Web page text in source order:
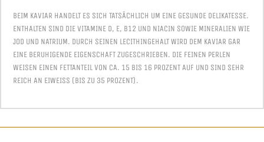
BEIM KAVIAR HANDELT ES SICH TATSÄCHLICH UM EINE GESUNDE DELIKATESSE.
ENTHALTEN SIND DIE VITAMINE D, E, B12 UND NIACIN SOWIE MINERALIEN WIE
JOD UND NATRIUM. DURCH SEINEN LECITHINGEHALT WIRD DEM KAVIAR GAR
EINE BERUHIGENDE EIGENSCHAFT ZUGESCHRIEBEN. DIE FEINEN PERLEN
WEISEN EINEN FETTANTEIL VON CA. 15 BIS 16 PROZENT AUF UND SIND SEHR
REICH AN EIWEISS (BIS ZU 35 PROZENT).